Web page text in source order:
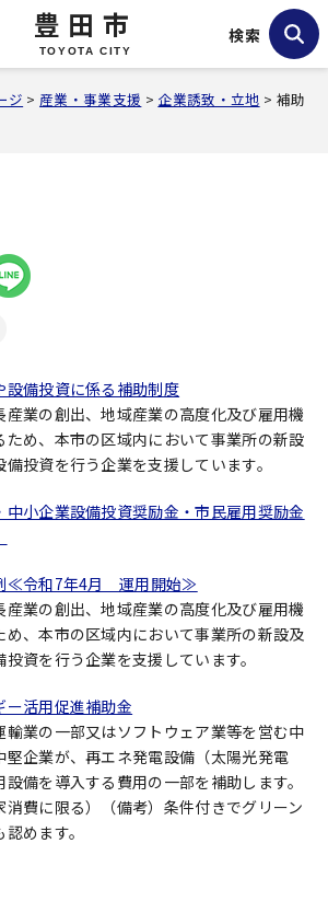
豊田市
TOYOTA CITY
検索
ジ > 産業・事業支援 > 企業誘致・立地 > 補助
設備投資に係る補助制度
産業の創出、地域産業の高度化及び雇用機
ため、本市の区域内において事業所の新設
投資を行う企業を支援しています。
中小企業設備投資奨励金・市民雇用奨励金
≪令和7年4月 運用開始≫
産業の創出、地域産業の高度化及び雇用機
め、本市の区域内において事業所の新設及
資を行う企業を支援しています。
ー活用促進補助金
輸業の一部又はソフトウェア業等を営む中
堅企業が、再エネ発電設備（太陽光発電
備を導入する費用の一部を補助します。
消費に限る）（備考）条件付きでグリーン
めます。